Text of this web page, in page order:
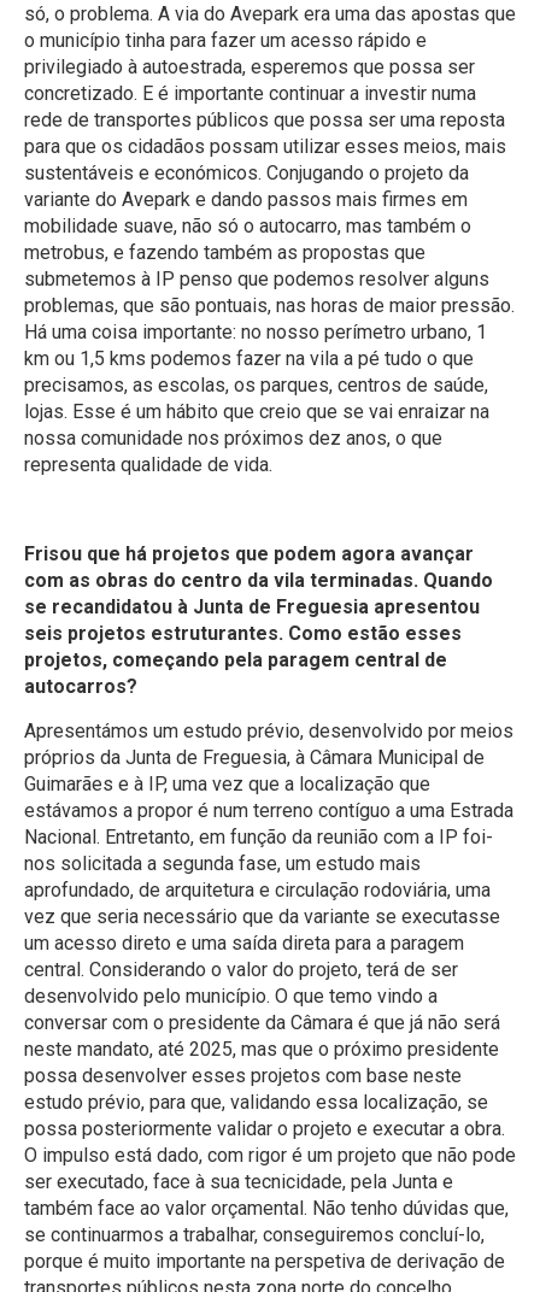
só, o problema. A via do Avepark era uma das apostas que
o município tinha para fazer um acesso rápido e
privilegiado à autoestrada, esperemos que possa ser
concretizado. E é importante continuar a investir numa
rede de transportes públicos que possa ser uma reposta
para que os cidadãos possam utilizar esses meios, mais
sustentáveis e económicos. Conjugando o projeto da
variante do Avepark e dando passos mais firmes em
mobilidade suave, não só o autocarro, mas também o
metrobus, e fazendo também as propostas que
submetemos à IP penso que podemos resolver alguns
problemas, que são pontuais, nas horas de maior pressão.
Há uma coisa importante: no nosso perímetro urbano, 1
km ou 1,5 kms podemos fazer na vila a pé tudo o que
precisamos, as escolas, os parques, centros de saúde,
lojas. Esse é um hábito que creio que se vai enraizar na
nossa comunidade nos próximos dez anos, o que
representa qualidade de vida.
Frisou que há projetos que podem agora avançar
com as obras do centro da vila terminadas. Quando
se recandidatou à Junta de Freguesia apresentou
seis projetos estruturantes. Como estão esses
projetos, começando pela paragem central de
autocarros?
Apresentámos um estudo prévio, desenvolvido por meios
próprios da Junta de Freguesia, à Câmara Municipal de
Guimarães e à IP, uma vez que a localização que
estávamos a propor é num terreno contíguo a uma Estrada
Nacional. Entretanto, em função da reunião com a IP foi-
nos solicitada a segunda fase, um estudo mais
aprofundado, de arquitetura e circulação rodoviária, uma
vez que seria necessário que da variante se executasse
um acesso direto e uma saída direta para a paragem
central. Considerando o valor do projeto, terá de ser
desenvolvido pelo município. O que temo vindo a
conversar com o presidente da Câmara é que já não será
neste mandato, até 2025, mas que o próximo presidente
possa desenvolver esses projetos com base neste
estudo prévio, para que, validando essa localização, se
possa posteriormente validar o projeto e executar a obra.
O impulso está dado, com rigor é um projeto que não pode
ser executado, face à sua tecnicidade, pela Junta e
também face ao valor orçamental. Não tenho dúvidas que,
se continuarmos a trabalhar, conseguiremos concluí-lo,
porque é muito importante na perspetiva de derivação de